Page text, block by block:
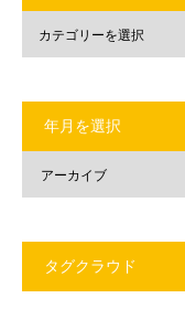
年月を選択
タグクラウド